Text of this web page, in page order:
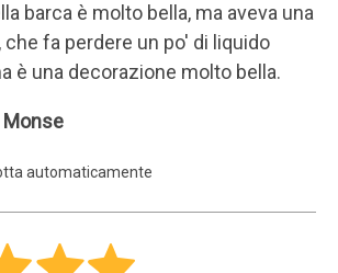
barca è molto bella, ma aveva una
che fa perdere un po' di liquido
è una decorazione molto bella.
Monse
automaticamente